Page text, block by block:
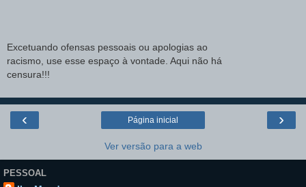
Excetuando ofensas pessoais ou apologias ao
racismo, use esse espaço à vontade. Aqui não há
censura!!!
‹ ›
Página inicial
Ver versão para a web
PESSOAL